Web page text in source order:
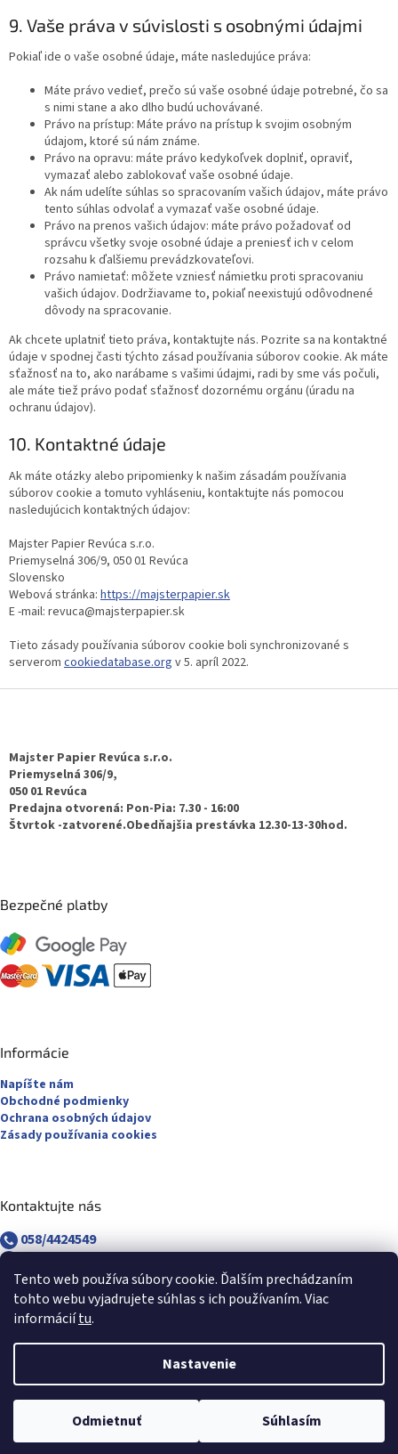
Tento web používa súbory cookie. Ďalším prechádzaním
tohto webu vyjadrujete súhlas s ich používaním. Viac
informáciítu.
Nastavenie
Odmietnuť Súhlasím
9. Vaše práva v súvislosti s osobnými údajmi
Pokiaľ ide o vaše osobné údaje, máte nasledujúce práva:
Máte právo vedieť, prečo sú vaše osobné údaje potrebné, čo sa
s nimi stane a ako dlho budú uchovávané.
Právo na prístup: Máte právo na prístup k svojim osobným
údajom, ktoré sú nám známe.
Právo na opravu: máte právo kedykoľvek doplniť, opraviť,
vymazať alebo zablokovať vaše osobné údaje.
Ak nám udelíte súhlas so spracovaním vašich údajov, máte právo
tento súhlas odvolať a vymazať vaše osobné údaje.
Právo na prenos vašich údajov: máte právo požadovať od
správcu všetky svoje osobné údaje a preniesť ich v celom
rozsahu k ďalšiemu prevádzkovateľovi.
Právo namietať: môžete vzniesť námietku proti spracovaniu
vašich údajov. Dodržiavame to, pokiaľ neexistujú odôvodnené
dôvody na spracovanie.
Ak chcete uplatniť tieto práva, kontaktujte nás. Pozrite sa na kontaktné
údaje v spodnej časti týchto zásad používania súborov cookie. Ak máte
sťažnosť na to, ako narábame s vašimi údajmi, radi by sme vás počuli,
ale máte tiež právo podať sťažnosť dozornému orgánu (úradu na
ochranu údajov).
10. Kontaktné údaje
Ak máte otázky alebo pripomienky k našim zásadám používania
súborov cookie a tomuto vyhláseniu, kontaktujte nás pomocou
nasledujúcich kontaktných údajov:
Majster Papier Revúca s.r.o.
Priemyselná 306/9, 050 01 Revúca
Slovensko
Webová stránka: https://majsterpapier.sk
E -mail: revuca@majsterpapier.sk
Tieto zásady používania súborov cookie boli synchronizované s
serverom cookiedatabase.org v 5. apríl 2022.
Majster Papier Revúca s.r.o.
Priemyselná 306/9,
050 01 Revúca
Predajna otvorená: Pon-Pia: 7.30 - 16:00
Štvrtok -zatvorené.Obedňajšia prestávka 12.30-13-30hod.
Bezpečné platby
Informácie
Napíšte nám
Obchodné podmienky
Ochrana osobných údajov
Zásady používania cookies
Kontaktujte nás
058/4424549
revuca@majsterpapier.sk
Vytvoril Shoptet
Copyright 2026Majsterpapier.sk . Všetky práva vyhradené.